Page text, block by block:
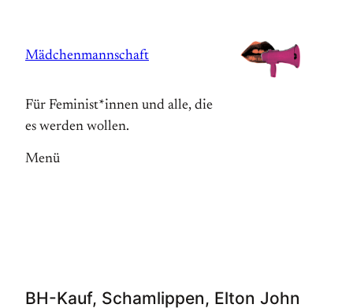
springen
Mädchenmannschaft
Für Feminist*innen und alle, die
es werden wollen.
Menü
BH-Kauf, Schamlippen, Elton John